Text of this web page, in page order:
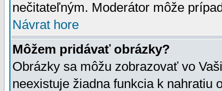
nečitateľným. Moderátor môže
Návrat hore
Môžem pridávať obrázky?
Obrázky sa môžu zobrazovať vo
neexistuje žiadna funkcia k nahratiu